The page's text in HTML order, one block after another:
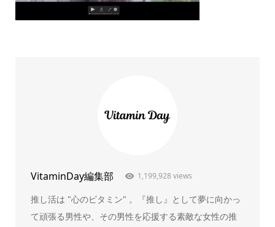
VitaminDay編集部 1,199,928 views
推し活は "心のビタミン" 。『推し』として夢に向かっ
て頑張る男性や、その男性を応援する素敵な女性の推